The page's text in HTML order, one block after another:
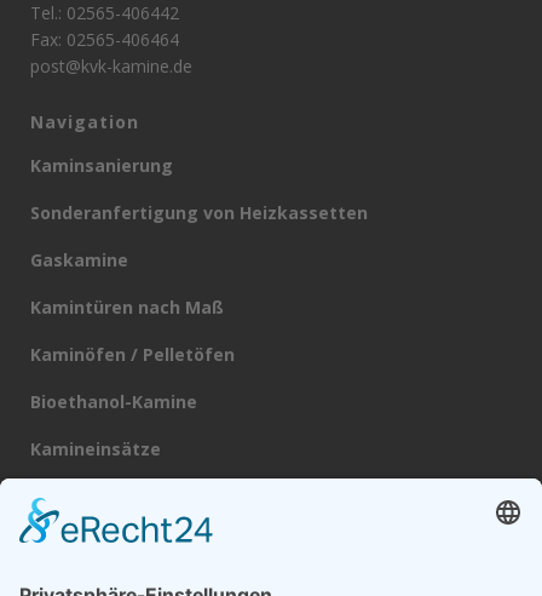
Tel.: 02565-406442
Fax: 02565-406464
post@kvk-kamine.de
Navigation
Kaminsanierung
Sonderanfertigung von Heizkassetten
Gaskamine
Kamintüren nach Maß
Kaminöfen / Pelletöfen
Bioethanol-Kamine
Kamineinsätze
Heizkassetten
Schornsteine